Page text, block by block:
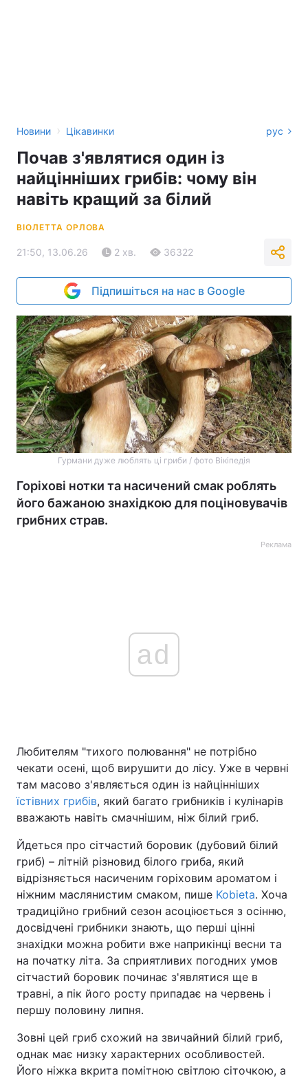
Новини › Цікавинки рус
Почав з'являтися один із
найцінніших грибів: чому він
навіть кращий за білий
ВІОЛЕТТА ОРЛОВА
21:50, 13.06.26 2 хв. 36322
Підпишіться на нас в Google
Гурмани дуже люблять ці гриби / фото Вікіпедія
Горіхові нотки та насичений смак роблять
його бажаною знахідкою для поціновувачів
грибних страв.
Реклама
ad
Любителям "тихого полювання" не потрібно
чекати осені, щоб вирушити до лісу. Уже в червні
там масово з'являється один із найцінніших
їстівних грибів, який багато грибників і кулінарів
вважають навіть смачнішим, ніж білий гриб.
Йдеться про сітчастий боровик (дубовий білий
гриб) – літній різновид білого гриба, який
відрізняється насиченим горіховим ароматом і
ніжним маслянистим смаком, пише Kobieta. Хоча
традиційно грибний сезон асоціюється з осінню,
досвідчені грибники знають, що перші цінні
знахідки можна робити вже наприкінці весни та
на початку літа. За сприятливих погодних умов
сітчастий боровик починає з'являтися ще в
травні, а пік його росту припадає на червень і
першу половину липня.
Зовні цей гриб схожий на звичайний білий гриб,
однак має низку характерних особливостей.
Його ніжка вкрита помітною світлою сіточкою, а